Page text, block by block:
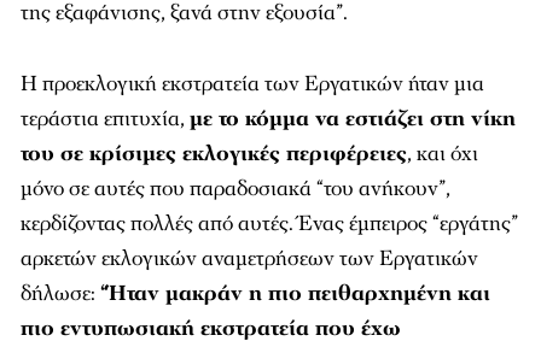
της εξαφάνισης, ξανά στην εξουσία”.
Η προεκλογική εκστρατεία των Εργατικών ήταν μια
τεράστια επιτυχία, με το κόμμα να εστιάζει στη νίκη
του σε κρίσιμες εκλογικές περιφέρειες, και όχι
μόνο σε αυτές που παραδοσιακά “του ανήκουν”,
κερδίζοντας πολλές από αυτές. Ένας έμπειρος “εργάτης”
αρκετών εκλογικών αναμετρήσεων των Εργατικών
δήλωσε: “Ήταν μακράν η πιο πειθαρχημένη και
πιο εντυπωσιακή εκστρατεία που έχω